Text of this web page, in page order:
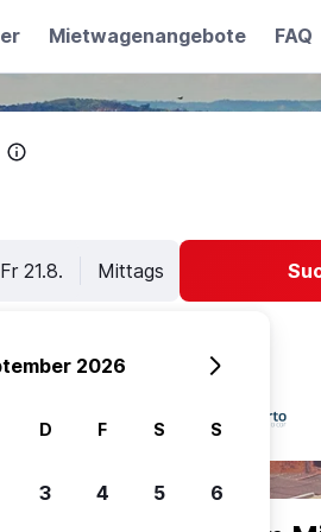
Mietwagenangebote FAQ
Fr 21.8. Mittags
2026
D F S S
3 4 5 6